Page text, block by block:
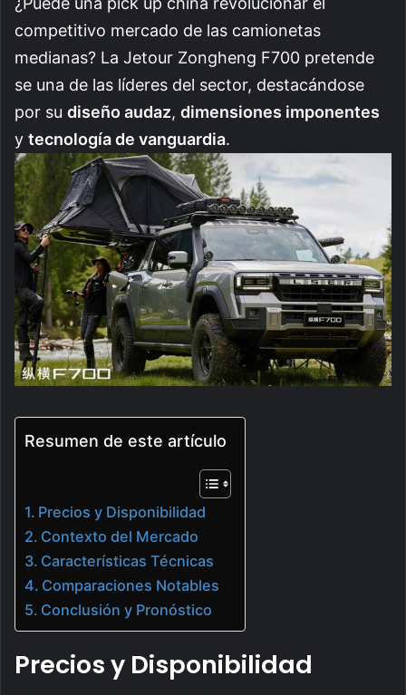
competitivo mercado de las camionetas
medianas? La Jetour Zongheng F700 pretende
se una de las líderes del sector, destacándose
por su diseño audaz, dimensiones imponentes
y tecnología de vanguardia.
Resumen de este artículo
Precios y Disponibilidad
Contexto del Mercado
Características Técnicas
Comparaciones Notables
Conclusión y Pronóstico
Precios y Disponibilidad